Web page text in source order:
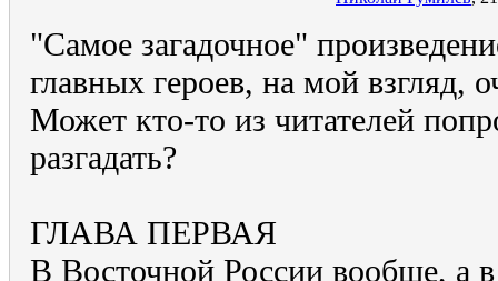
"Самое загадочное"
главных героев, на мой взгляд,
Может кто-то из читателей
разгадать?
ГЛАВА ПЕРВАЯ
В Восточной России вообще, а